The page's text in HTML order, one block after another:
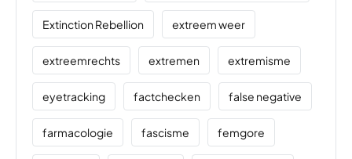
Extinction Rebellion extreem weer
extreemrechts extremen extremisme
eyetracking factchecken false negative
farmacologie fascisme femgore